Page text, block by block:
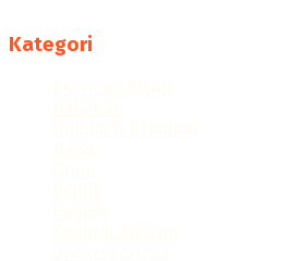
Kategori